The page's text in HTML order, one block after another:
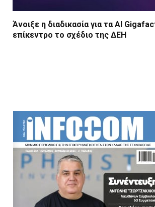
Άνοιξε η διαδικασία για τα AI
επίκεντρο το σχέδιο της ΔΕΗ